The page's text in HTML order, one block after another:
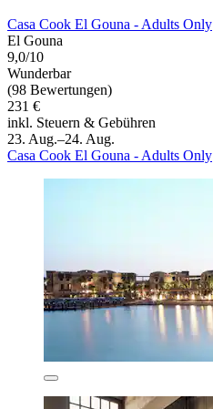
Casa Cook El Gouna - Adults Only
El Gouna
9,0/10
Wunderbar
(98 Bewertungen)
231 €
inkl. Steuern & Gebühren
23. Aug.–24. Aug.
Casa Cook El Gouna - Adults Only